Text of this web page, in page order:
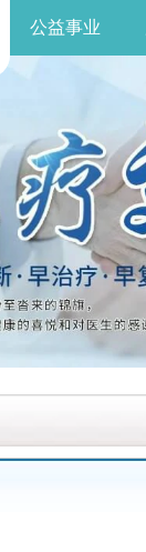
公益事业